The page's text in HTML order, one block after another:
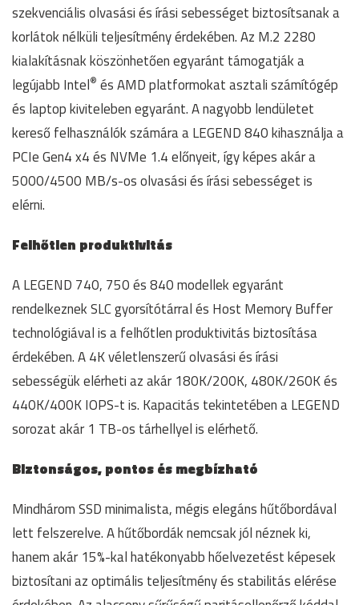
szekvenciális olvasási és írási sebességet biztosítsanak a
korlátok nélküli teljesítmény érdekében. Az M.2 2280
kialakításnak köszönhetően egyaránt támogatják a
legújabb Intel® és AMD platformokat asztali számítógép
és laptop kiviteleben egyaránt. A nagyobb lendületet
kereső felhasználók számára a LEGEND 840 kihasználja a
PCIe Gen4 x4 és NVMe 1.4 előnyeit, így képes akár a
5000/4500 MB/s-os olvasási és írási sebességet is
elérni.
Felhőtlen produktivitás
A LEGEND 740, 750 és 840 modellek egyaránt
rendelkeznek SLC gyorsítótárral és Host Memory Buffer
technológiával is a felhőtlen produktivitás biztosítása
érdekében. A 4K véletlenszerű olvasási és írási
sebességük elérheti az akár 180K/200K, 480K/260K és
440K/400K IOPS-t is. Kapacitás tekintetében a LEGEND
sorozat akár 1 TB-os tárhellyel is elérhető.
Biztonságos, pontos és megbízható
Mindhárom SSD minimalista, mégis elegáns hűtőbordával
lett felszerelve. A hűtőbordák nemcsak jól néznek ki,
hanem akár 15%-kal hatékonyabb hőelvezetést képesek
biztosítani az optimális teljesítmény és stabilitás elérése